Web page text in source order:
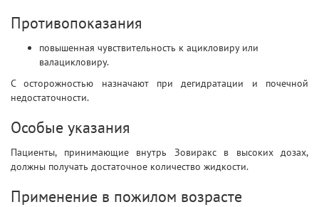
Противопоказания
повышенная чувствительность к ацикловиру или
валацикловиру.
С осторожностью назначают при дегидратации и почечной
недостаточности.
Особые указания
Пациенты, принимающие внутрь Зовиракс в высоких дозах,
должны получать достаточное количество жидкости.
Применение в пожилом возрасте